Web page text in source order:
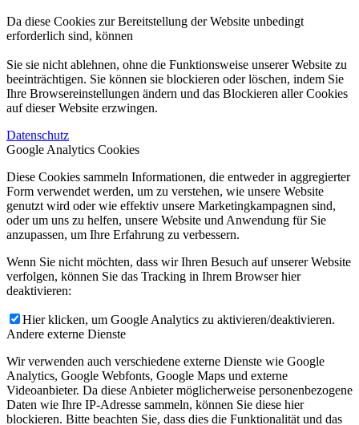
Da diese Cookies zur Bereitstellung der Website unbedingt
erforderlich sind, können
Sie sie nicht ablehnen, ohne die Funktionsweise unserer Website zu
beeinträchtigen. Sie können sie blockieren oder löschen, indem Sie
Ihre Browsereinstellungen ändern und das Blockieren aller Cookies
auf dieser Website erzwingen.
Datenschutz
Google Analytics Cookies
Diese Cookies sammeln Informationen, die entweder in aggregierter
Form verwendet werden, um zu verstehen, wie unsere Website
genutzt wird oder wie effektiv unsere Marketingkampagnen sind,
oder um uns zu helfen, unsere Website und Anwendung für Sie
anzupassen, um Ihre Erfahrung zu verbessern.
Wenn Sie nicht möchten, dass wir Ihren Besuch auf unserer Website
verfolgen, können Sie das Tracking in Ihrem Browser hier
deaktivieren:
Hier klicken, um Google Analytics zu aktivieren/deaktivieren.
Andere externe Dienste
Wir verwenden auch verschiedene externe Dienste wie Google
Analytics, Google Webfonts, Google Maps und externe
Videoanbieter. Da diese Anbieter möglicherweise personenbezogene
Daten wie Ihre IP-Adresse sammeln, können Sie diese hier
blockieren. Bitte beachten Sie, dass dies die Funktionalität und das